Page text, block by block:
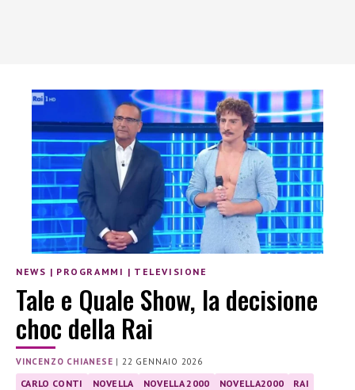
NEWS | PROGRAMMI | TELEVISIONE
Tale e Quale Show, la decisione
choc della Rai
VINCENZO CHIANESE |22 GENNAIO 2026
CARLO CONTI NOVELLA NOVELLA 2000 NOVELLA2000
RAI